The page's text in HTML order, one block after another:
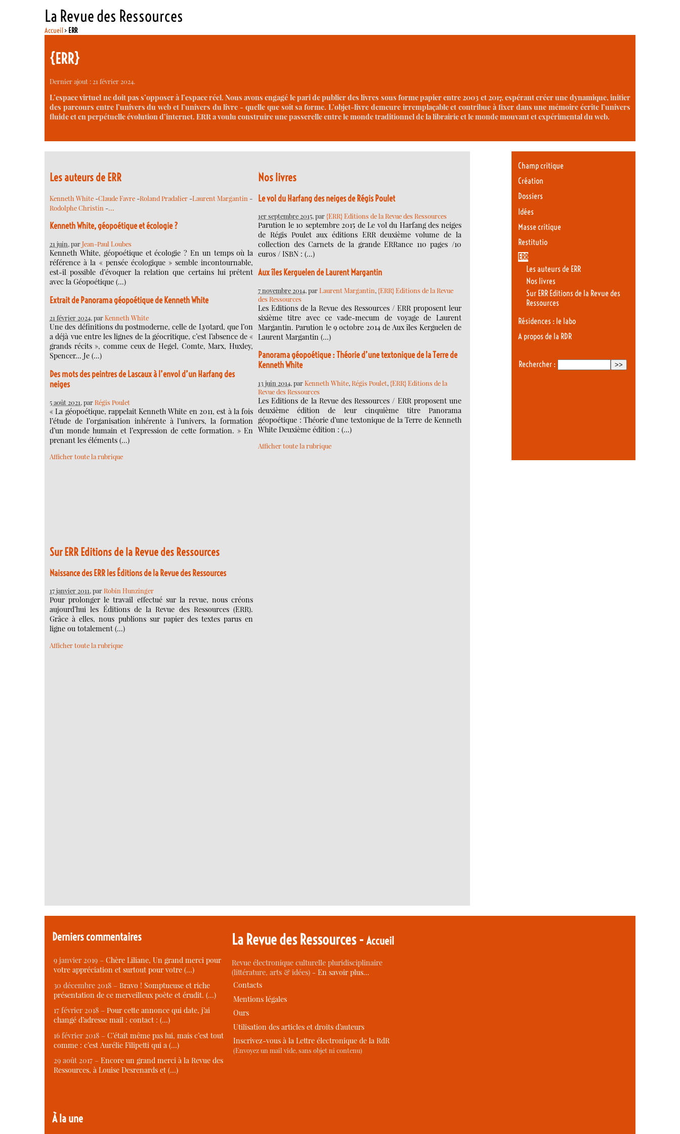
La Revue des Ressources
Accueil> ERR
{ERR}
Dernier ajout : 21 février 2024.
L’espace virtuel ne doit pas s’opposer à l’espace réel. Nous avons engagé le pari de publier des livres sous forme papier entre 2003 et 2017, espérant créer une dynamique, initier
des parcours entre l’univers du web et l’univers du livre - quelle que soit sa forme. L’objet-livre demeure irremplaçable et contribue à fixer dans une mémoire écrite l’univers
fluide et en perpétuelle évolution d’internet. ERR a voulu construire une passerelle entre le monde traditionnel de la librairie et le monde mouvant et expérimental du web.
Les auteurs de ERR
Kenneth White -Claude Favre -Roland Pradalier -Laurent Margantin -
Rodolphe Christin -…
Kenneth White, géopoétique et écologie ?
21 juin, parJean-Paul Loubes
Kenneth White, géopoétique et écologie ? En un temps où la
référence à la « pensée écologique » semble incontournable,
est-il possible d’évoquer la relation que certains lui prêtent
avec la Géopoétique (…)
Extrait de Panorama géopoétique de Kenneth White
21 février 2024, parKenneth White
Une des définitions du postmoderne, celle de Lyotard, que l’on
a déjà vue entre les lignes de la géocritique, c’est l’absence de «
grands récits », comme ceux de Hegel, Comte, Marx, Huxley,
Spencer… Je (…)
Des mots des peintres de Lascaux à l’envol d’un Harfang des
neiges
5 août 2021, parRégis Poulet
« La géopoétique, rappelait Kenneth White en 2011, est à la fois
l’étude de l’organisation inhérente à l’univers, la formation
d’un monde humain et l’expression de cette formation. » En
prenant les éléments (…)
Afficher toute la rubrique
Nos livres
Le vol du Harfang des neiges de Régis Poulet
1er septembre 2015, par{ERR} Editions de la Revue des Ressources
Parution le 10 septembre 2015 de Le vol du Harfang des neiges
de Régis Poulet aux éditions ERR deuxième volume de la
collection des Carnets de la grande ERRance 110 pages /10
euros / ISBN : (…)
Aux îles Kerguelen de Laurent Margantin
7 novembre 2014, parLaurent Margantin,{ERR} Editions de la Revue
des Ressources
Les Editions de la Revue des Ressources / ERR proposent leur
sixième titre avec ce vade-mecum de voyage de Laurent
Margantin. Parution le 9 octobre 2014 de Aux îles Kerguelen de
Laurent Margantin (…)
Panorama géopoétique : Théorie d’une textonique de la Terre de
Kenneth White
13 juin 2014, parKenneth White,Régis Poulet,{ERR} Editions de la
Revue des Ressources
Les Editions de la Revue des Ressources / ERR proposent une
deuxième édition de leur cinquième titre Panorama
géopoétique : Théorie d’une textonique de la Terre de Kenneth
White Deuxième édition : (…)
Afficher toute la rubrique
Sur ERR Editions de la Revue des Ressources
Naissance des ERR les Éditions de la Revue des Ressources
17 janvier 2011, parRobin Hunzinger
Pour prolonger le travail effectué sur la revue, nous créons
aujourd’hui les Éditions de la Revue des Ressources (ERR).
Grâce à elles, nous publions sur papier des textes parus en
ligne ou totalement (…)
Afficher toute la rubrique
Champ critique
Création
Dossiers
Idées
Masse critique
Restitutio
ERR
Les auteurs de ERR
Nos livres
Sur ERR Editions de la Revue des
Ressources
Résidences : le labo
A propos de la RDR
Rechercher :
Derniers commentaires
9 janvier 2019 – Chère Liliane, Un grand merci pour
votre appréciation et surtout pour votre (…)
30 décembre 2018 – Bravo ! Somptueuse et riche
présentation de ce merveilleux poète et érudit. (…)
17 février 2018 – Pour cette annonce qui date, j’ai
changé d’adresse mail : contact : (…)
16 février 2018 – C’était même pas lui, mais c’est tout
comme : c’est Aurélie Filipetti qui a (…)
29 août 2017 – Encore un grand merci à la Revue des
Ressources, à Louise Desrenards et (…)
À la une
La Revue des Ressources -Accueil
Revue électronique culturelle pluridisciplinaire
(littérature, arts & idées) -En savoir plus…
Contacts
Mentions légales
Ours
Utilisation des articles et droits d’auteurs
Inscrivez-vous à la Lettre électronique de la RdR
(Envoyez un mail vide, sans objet ni contenu)